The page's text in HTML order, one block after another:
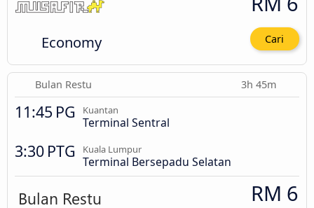
Economy Cari
Bulan Restu 3h 45m
11:45 PG Kuantan
Terminal Sentral
3:30 PTG Kuala Lumpur
Terminal Bersepadu Selatan
RM 6